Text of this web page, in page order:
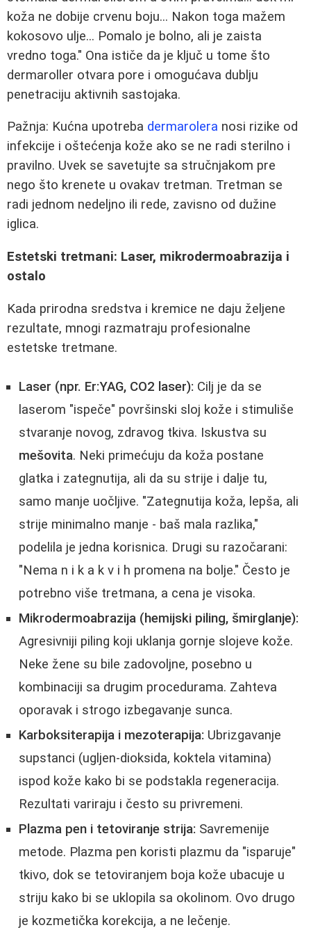
koža ne dobije crvenu boju... Nakon toga mažem
kokosovo ulje... Pomalo je bolno, ali je zaista
vredno toga." Ona ističe da je ključ u tome što
dermaroller otvara pore i omogućava dublju
penetraciju aktivnih sastojaka.
Pažnja: Kućna upotreba dermarolera nosi rizike od
infekcije i oštećenja kože ako se ne radi sterilno i
pravilno. Uvek se savetujte sa stručnjakom pre
nego što krenete u ovakav tretman. Tretman se
radi jednom nedeljno ili rede, zavisno od dužine
iglica.
Estetski tretmani: Laser, mikrodermoabrazija i
ostalo
Kada prirodna sredstva i kremice ne daju željene
rezultate, mnogi razmatraju profesionalne
estetske tretmane.
Laser (npr. Er:YAG, CO2 laser): Cilj je da se
laserom "ispeče" površinski sloj kože i stimuliše
stvaranje novog, zdravog tkiva. Iskustva su
mešovita. Neki primećuju da koža postane
glatka i zategnutija, ali da su strije i dalje tu,
samo manje uočljive. "Zategnutija koža, lepša, ali
strije minimalno manje - baš mala razlika,"
podelila je jedna korisnica. Drugi su razočarani:
"Nema n i k a k v i h promena na bolje." Često je
potrebno više tretmana, a cena je visoka.
Mikrodermoabrazija (hemijski piling, šmirglanje):
Agresivniji piling koji uklanja gornje slojeve kože.
Neke žene su bile zadovoljne, posebno u
kombinaciji sa drugim procedurama. Zahteva
oporavak i strogo izbegavanje sunca.
Karboksiterapija i mezoterapija: Ubrizgavanje
supstanci (ugljen-dioksida, koktela vitamina)
ispod kože kako bi se podstakla regeneracija.
Rezultati variraju i često su privremeni.
Plazma pen i tetoviranje strija: Savremenije
metode. Plazma pen koristi plazmu da "isparuje"
tkivo, dok se tetoviranjem boja kože ubacuje u
striju kako bi se uklopila sa okolinom. Ovo drugo
je kozmetička korekcija, a ne lečenje.